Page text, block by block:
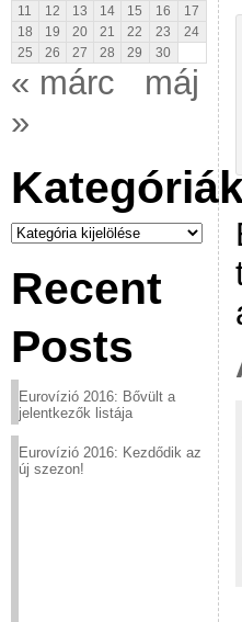
11
12 13 14 15 16
17
18
19 20 21 22 23
24
25
26 27 28 29 30
« márc
máj
»
Kategóriák
Recent
Posts
Eurovízió 2016: Bővült a
jelentkezők listája
Eurovízió 2016: Kezdődik az
új szezon!